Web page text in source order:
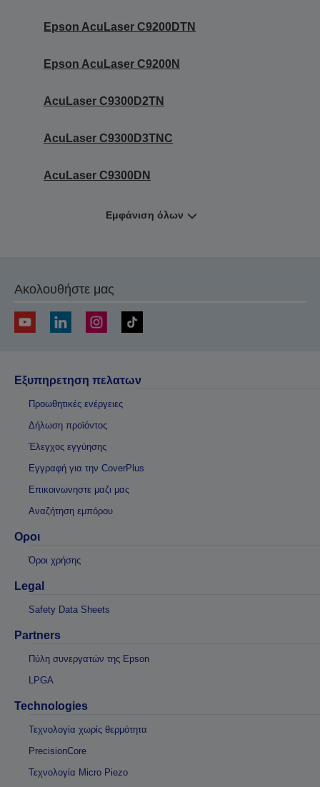
Epson AcuLaser C9200DTN
Epson AcuLaser C9200N
AcuLaser C9300D2TN
AcuLaser C9300D3TNC
AcuLaser C9300DN
Εμφάνιση όλων
Ακολουθήστε μας
Εξυπηρετηση πελατων
Προωθητικές ενέργειες
Δήλωση προϊόντος
Έλεγχος εγγύησης
Εγγραφή για την CoverPlus
Επικοινωνηστε μαζι μας
Αναζήτηση εμπόρου
Οροι
Όροι χρήσης
Legal
Safety Data Sheets
Partners
Πύλη συνεργατών της Epson
LPGA
Technologies
Τεχνολογία χωρίς θερμότητα
PrecisionCore
Τεχνολογία Micro Piezo